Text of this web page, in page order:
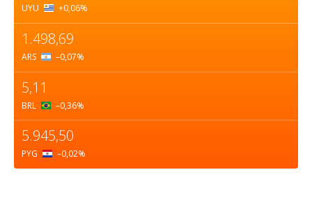
UYU +0,06%
1.498,69
ARS –0,07%
5,11
BRL –0,36%
5.945,50
PYG –0,02%